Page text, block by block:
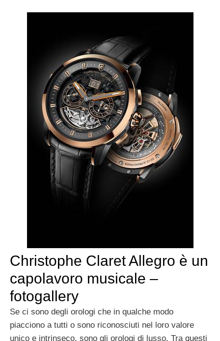
Christophe Claret Allegro è un
capolavoro musicale –
fotogallery
Se ci sono degli orologi che in qualche modo
piacciono a tutti o sono riconosciuti nel loro valore
unico e intrinseco, sono gli orologi di lusso. Tra questi